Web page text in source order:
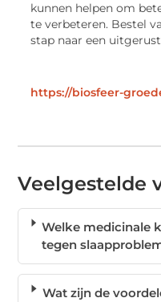
kunnen helpen om
te verbeteren. Bestel
stap naar een
https://biosfeer-
Veelgestelde
Welke medicinale
tegen
Wat zijn de